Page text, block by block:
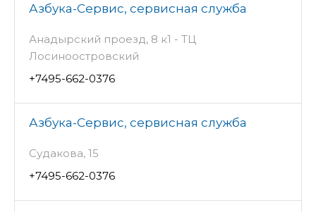
Азбука-Сервис, сервисная служба
Анадырский проезд, 8 к1 - ТЦ
Лосиноостровский
+7495-662-0376
Азбука-Сервис, сервисная служба
Судакова, 15
+7495-662-0376